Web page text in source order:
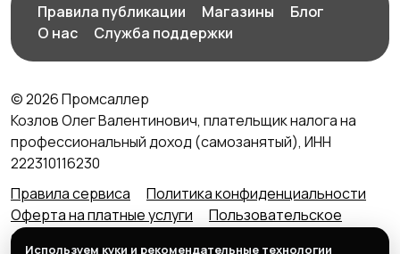
Правила публикации Магазины
Блог
О нас
Служба поддержки
© 2026 Промсаллер
Козлов Олег Валентинович, плательщик налога на
профессиональный доход (самозанятый), ИНН
222310116230
Правила сервиса
Политика конфиденциальности
Оферта на платные услуги
Пользовательское
соглашение
Используем куки и рекомендательные технологии